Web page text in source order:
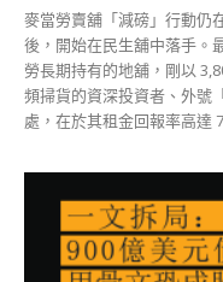
麥當勞賣舖「減磅」行動仍
後，開始在民生舖中落手。
勞長期持有的地舖，剛以
頻掃貨的資深投資者、外號
處，在於其租金回報率高達